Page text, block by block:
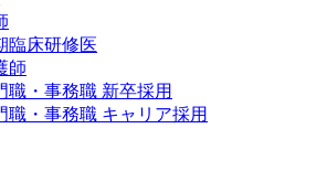
臨床研修医
師
職・事務職 新卒採用
職・事務職 キャリア採用